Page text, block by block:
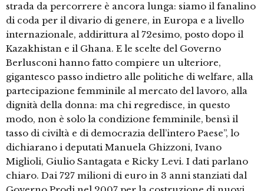
strada da percorrere è ancora lunga: siamo il fanalino
di coda per il divario di genere, in Europa e a livello
internazionale, addirittura al 72esimo, posto dopo il
Kazakhistan e il Ghana. E le scelte del Governo
Berlusconi hanno fatto compiere un ulteriore,
gigantesco passo indietro alle politiche di welfare, alla
partecipazione femminile al mercato del lavoro, alla
dignità della donna: ma chi regredisce, in questo
modo, non è solo la condizione femminile, bensì il
tasso di civiltà e di democrazia dell’intero Paese”, lo
dichiarano i deputati Manuela Ghizzoni, Ivano
Miglioli, Giulio Santagata e Ricky Levi. I dati parlano
chiaro. Dai 727 milioni di euro in 3 anni stanziati dal